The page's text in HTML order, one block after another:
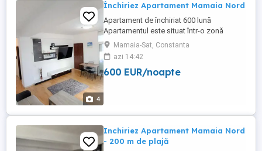
4
Închiriez Apartament Mamaia Nord
Apartament de închiriat 600 lună
Apartamentul este situat într-o zonă
liniștită din Mamaia Nord. Complet
mobilat și utilat, gata de mutare. Loc de
parcare în fața blocului. Detalii în privat.
Mamaia-Sat, Constanta
azi 14:42
600 EUR/noapte
Inchiriez Apartament Mamaia Nord
- 200 m de plajă